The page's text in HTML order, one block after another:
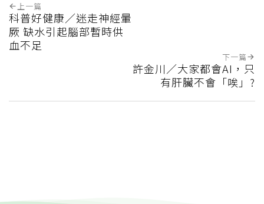
上一篇
科普好健康／迷走神經暈
厥 缺水引起腦部暫時供
血不足
下一篇
許金川／大家都會AI，只
有肝臟不會「唉」?